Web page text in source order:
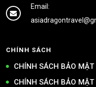
Email:
CHÍNH SÁCH
CHÍNH SÁCH BẢO MẬT
CHÍNH SÁCH BẢO